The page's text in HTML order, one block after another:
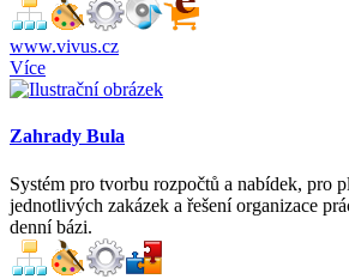
www.vivus.cz
Více
Zahrady Bula
Systém pro tvorbu rozpočtů a nabídek, pro
jednotlivých zakázek a řešení organizace
denní bázi.